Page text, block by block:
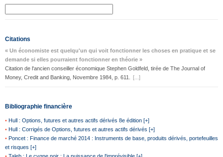
Citations
« Un économiste est quelqu'un qui voit fonctionner les choses en pratique et se
demande si elles pourraient fonctionner en théorie »
Citation de l'ancien conseiller économique Stephen Goldfeld, tirée de The Journal of
Money, Credit and Banking, Novembre 1984, p. 611.
[...]
Bibliographie financière
• Hull : Options, futures et autres actifs dérivés 8e édition [+]
• Hull : Corrigés de Options, futures et autres actifs dérivés [+]
• Poncet : Finance de marché 2014 : Instruments de base, produits dérivés, portefeuilles
et risques [+]